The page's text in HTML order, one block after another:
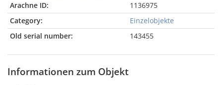
Arachne ID:
1136975
Category:
Einzelobjekte
Old serial number:
143455
Informationen zum Objekt